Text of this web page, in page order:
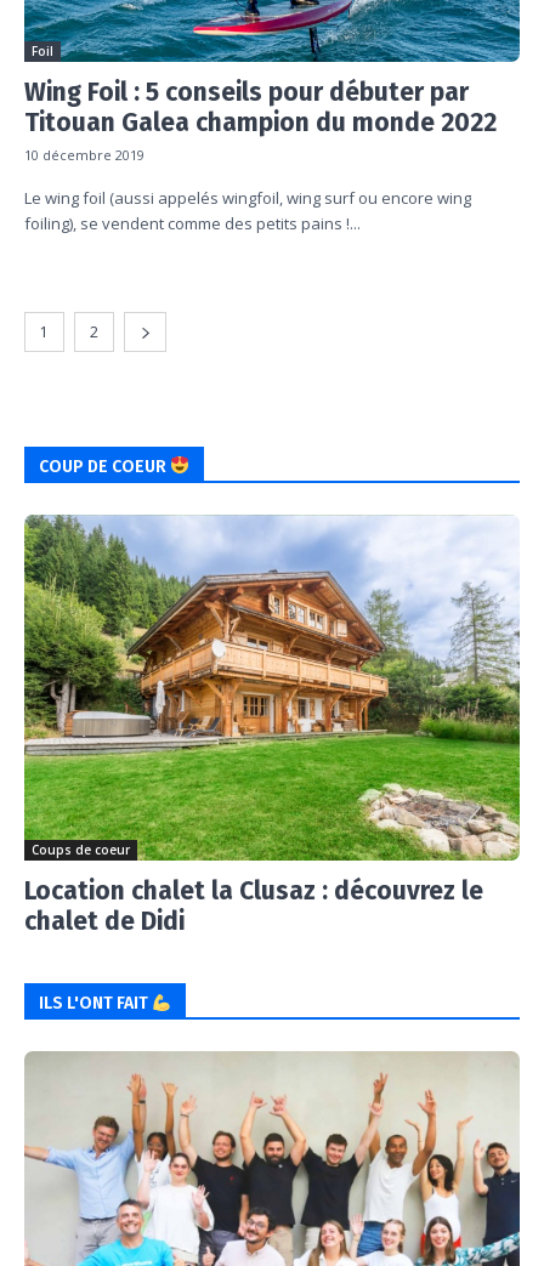
Foil
Wing Foil : 5 conseils pour débuter par
Titouan Galea champion du monde 2022
10 décembre 2019
Le wing foil (aussi appelés wingfoil, wing surf ou encore wing
foiling), se vendent comme des petits pains !...
1 2
COUP DE COEUR
Coups de coeur
Location chalet la Clusaz : découvrez le
chalet de Didi
ILS L'ONT FAIT